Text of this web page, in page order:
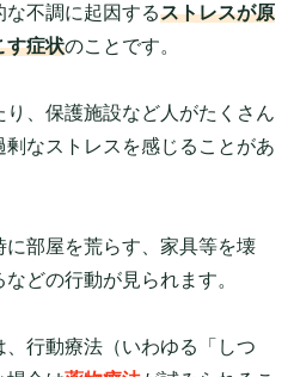
不調に起因するストレスが原
す症状のことです。
、保護施設など人がたくさん
なストレスを感じることがあ
部屋を荒らす、家具等を壊
どの行動が見られます。
行動療法（いわゆる「しつ